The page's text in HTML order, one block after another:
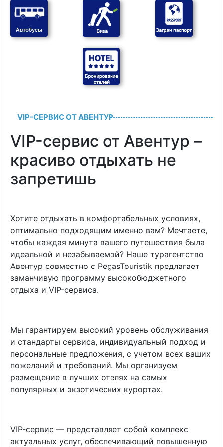
VIP-СЕРВИС ОТ АВЕНТУР
VIP-сервис от Авентур –
красиво отдыхать не
запретишь
Хотите отдыхать в комфортабельных условиях,
оптимально подходящим именно вам? Мечтаете,
чтобы каждая минута вашего путешествия была
идеальной и незабываемой? Наше турагентство
Авентур совместно с PegasTouristik предлагает
заманчивую программу высокобюджетного
отдыха и VIP-сервиса.
Мы гарантируем высокий уровень обслуживания
и стандарты сервиса, индивидуальный подход и
персональные предложения, с учетом всех ваших
пожеланий и требований. Мы организуем
размещение в лучших отелях на самых
популярных и экзотических курортах.
VIP-сервис — представляет собой комплекс
актуальных услуг, обеспечивающий повышенную